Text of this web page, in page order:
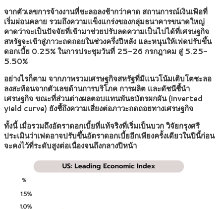
จากตัวเลขการจ้างงานที่ชะลอลงช้ากว่าคาด สถานการณ์เงินเฟ้อที่
เริ่มผ่อนคลาย รวมถึงความแข็งแกร่งของกลุ่มธนาคารขนาดใหญ่
คาดว่าจะเป็นปัจจัยที่เข้ามาช่วยปรับลดความเป็นไปได้ที่เศรษฐกิจ
สหรัฐจะเข้าสู่ภาวะถดถอยในช่วงครึ่งปีหลัง และหนุนให้เฟดปรับขึ้น
ดอกเบี้ย 0.25% ในการประชุมวันที่ 25-26 กรกฎาคม สู่ 5.25-
5.50%
อย่างไรก็ตาม จากภาพรวมเศรษฐกิจสหรัฐที่มีแนวโน้มเติบโตชะลอ
ลงสะท้อนจากตัวเลขด้านการบริโภค การผลิต และดัชนีชี้นำ
เศรษฐกิจ ขณะที่ส่วนต่างผลตอบแทนพันธบัตรผกผัน (inverted
yield curve) ยังชี้ถึงความเสี่ยงต่อภาวะถดถอยทางเศรษฐกิจ
ทั้งนี้ เมื่อรวมถึงอัตราดอกเบี้ยที่แท้จริงที่เริ่มเป็นบวก วิจัยกรุงศรี
ประเมินว่าเฟดอาจปรับขึ้นอัตราดอกเบี้ยอีกเพียงครั้งเดียวในปีนี้ก่อน
จะคงไว้ที่ระดับสูงต่อเนื่องจนถึงกลางปีหน้า